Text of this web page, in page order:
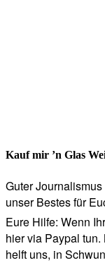
Kauf mir ’n Glas
Guter
unser Bestes für
Eure Hilfe: Wenn
hier via Paypal
helft uns, in